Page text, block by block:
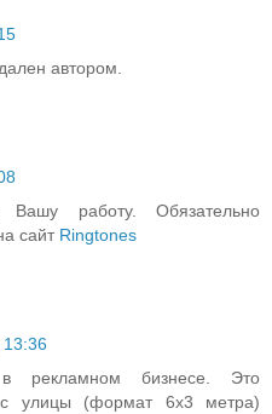
автором.
работу. Обязательно
сайт Ringtones
рекламном бизнесе. Это
с улицы (формат 6x3 метра)